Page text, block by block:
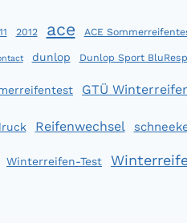
2012 ace ACE
dunlop Dunlop Sport
GTÜ
Reifenwechsel
Winterreifen-Test